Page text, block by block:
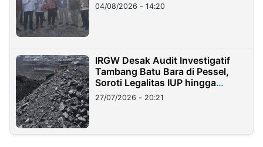
04/08/2026 - 14:20
IRGW Desak Audit Investigatif
Tambang Batu Bara di Pessel,
Soroti Legalitas IUP hingga
Stockpile
27/07/2026 - 20:21